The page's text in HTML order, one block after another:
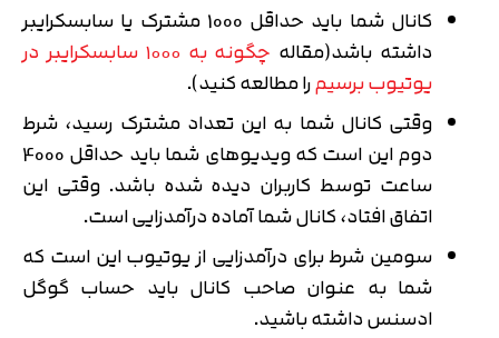
کانال شما باید حداقل 1000 مشترک یا سابسکرایبر
داشته باشد(مقاله
چگونه به ۱۰۰۰ سابسکرایبر در
یوتیوب برسیمرا مطالعه کنید).
وقتی کانال شما به این تعداد مشترک رسید، شرط
دوم این است که ویدیوهای شما باید حداقل 4000
ساعت توسط کاربران دیده شده باشد. وقتی این
اتفاق افتاد، کانال شما آماده درآمدزایی است.
سومین شرط برای درآمدزایی از یوتیوب این است که
شما به عنوان صاحب کانال باید حساب گوگل
ادسنس داشته باشید.